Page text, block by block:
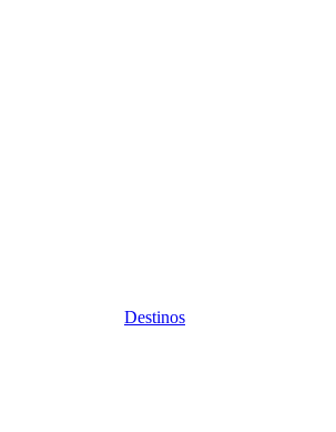
Destinos